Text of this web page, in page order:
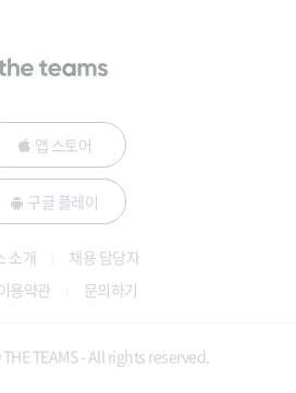
앱 스토어
구글 플레이
소개
채용 담당자
용약관
문의하기
TEAMS - All rights reserved.